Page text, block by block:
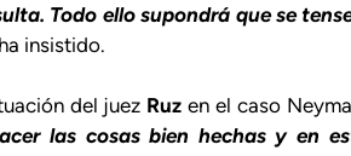
Todo ello supondrá que se
insistido.
del juez Ruz en el caso
las cosas bien hechas y en